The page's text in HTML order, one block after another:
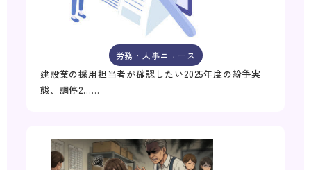
労務・人事ニュース
建設業の採用担当者が確認したい2025年度の紛争実
態、調停2……